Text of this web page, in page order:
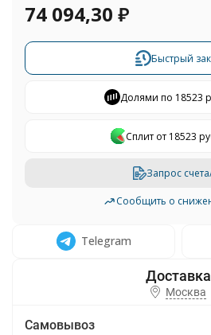
74 094,30 ₽
Быстрый
Долями по 18523
Сплит от 18523
Запрос
Сообщить о
Telegram
Москва
Самовывоз